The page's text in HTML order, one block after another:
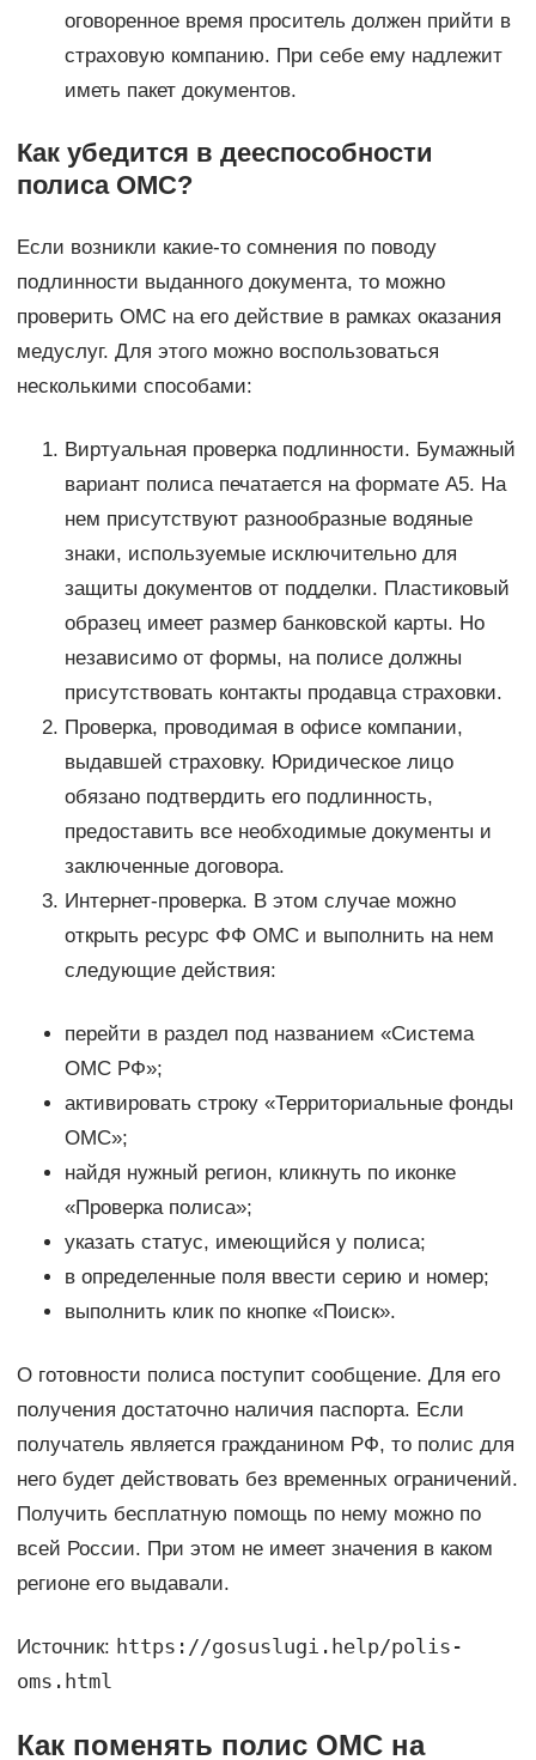
оговоренное время проситель должен прийти в
страховую компанию. При себе ему надлежит
иметь пакет документов.
Как убедится в дееспособности
полиса ОМС?
Если возникли какие-то сомнения по поводу
подлинности выданного документа, то можно
проверить ОМС на его действие в рамках оказания
медуслуг. Для этого можно воспользоваться
несколькими способами:
Виртуальная проверка подлинности. Бумажный
вариант полиса печатается на формате А5. На
нем присутствуют разнообразные водяные
знаки, используемые исключительно для
защиты документов от подделки. Пластиковый
образец имеет размер банковской карты. Но
независимо от формы, на полисе должны
присутствовать контакты продавца страховки.
Проверка, проводимая в офисе компании,
выдавшей страховку. Юридическое лицо
обязано подтвердить его подлинность,
предоставить все необходимые документы и
заключенные договора.
Интернет-проверка. В этом случае можно
открыть ресурс ФФ ОМС и выполнить на нем
следующие действия:
перейти в раздел под названием «Система
ОМС РФ»;
активировать строку «Территориальные фонды
ОМС»;
найдя нужный регион, кликнуть по иконке
«Проверка полиса»;
указать статус, имеющийся у полиса;
в определенные поля ввести серию и номер;
выполнить клик по кнопке «Поиск».
О готовности полиса поступит сообщение. Для его
получения достаточно наличия паспорта. Если
получатель является гражданином РФ, то полис для
него будет действовать без временных ограничений.
Получить бесплатную помощь по нему можно по
всей России. При этом не имеет значения в каком
регионе его выдавали.
Источник: https://gosuslugi.help/polis-
oms.html
Как поменять полис ОМС на